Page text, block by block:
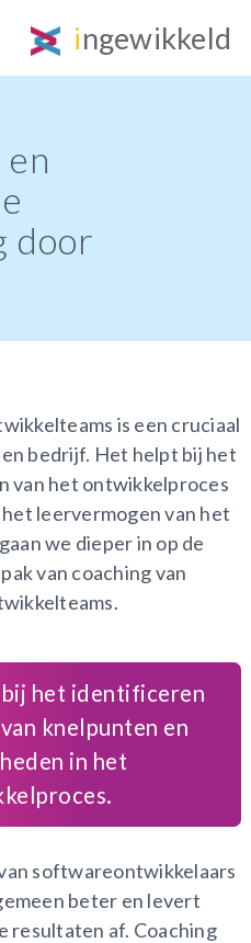
ingewikkeld
door
is een cruciaal
bedrijf. Het helpt bij het
van het ontwikkelproces
leervermogen van het
we dieper in op de
van coaching van
het identificeren
knelpunten en
in het
softwareontwikkelaars
beter en levert
resultaten af. Coaching